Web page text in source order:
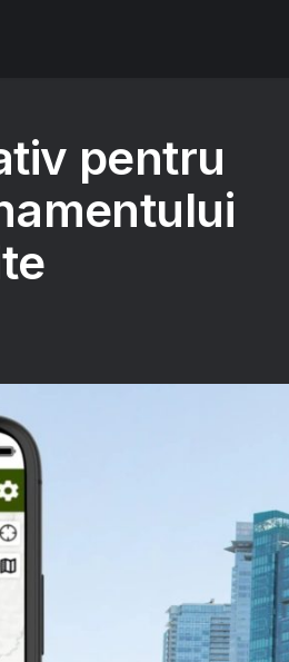
pentru